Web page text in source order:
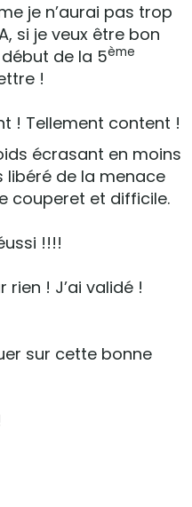
je n’aurai pas trop
si je veux être bon
de la 5ème
!
! Tellement content !
écrasant en moins
libéré de la menace
couperet et difficile.
!!!!
rien ! J’ai validé !
sur cette bonne